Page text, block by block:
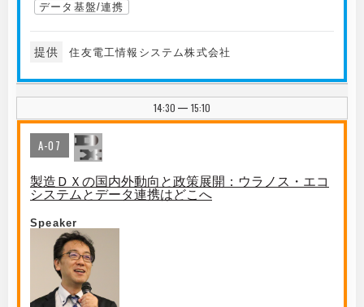
データ基盤/連携
提供 住友電工情報システム株式会社
14:30 | 15:10
A-07
製造ＤＸの国内外動向と政策展開：ウラノス・エコ
システムとデータ連携はどこへ
Speaker